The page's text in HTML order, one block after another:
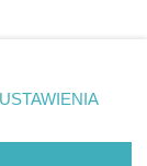
rogu strony
wymagają
się
USTAWIENIA